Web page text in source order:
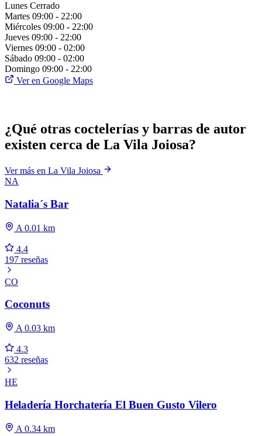
Lunes Cerrado
Martes 09:00 - 22:00
Miércoles 09:00 - 22:00
Jueves 09:00 - 22:00
Viernes 09:00 - 02:00
Sábado 09:00 - 02:00
Domingo 09:00 - 22:00
Ver en Google Maps
¿Qué otras coctelerías y barras de autor
existen cerca de La Vila Joiosa?
Ver más en La Vila Joiosa
NA
Natalia´s Bar
A 0.01 km
4.4
197 reseñas
CO
Coconuts
A 0.03 km
4.3
632 reseñas
HE
Heladería Horchatería El Buen Gusto Vilero
A 0.34 km